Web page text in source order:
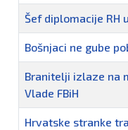
Šef diplomacije RH
Bošnjaci ne gube
Branitelji izlaze na
Vlade FBiH
Hrvatske stranke